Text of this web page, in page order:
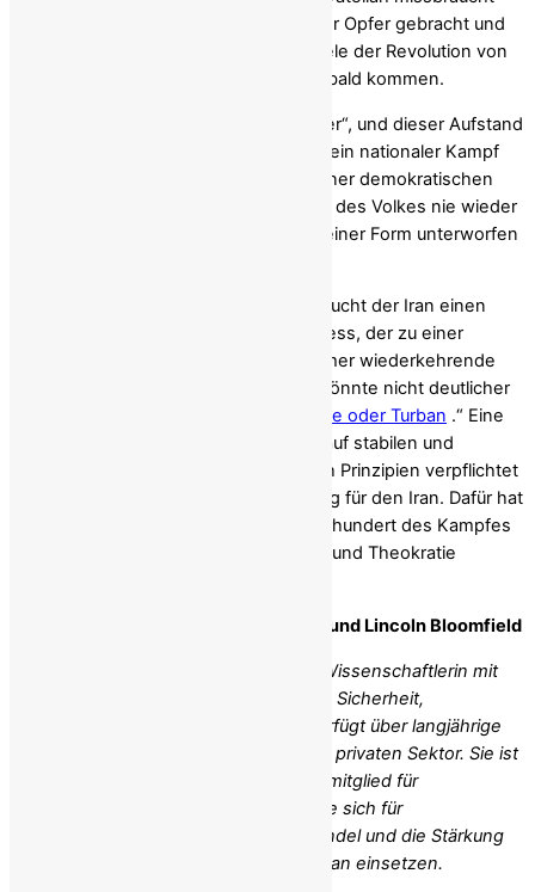
wurde. Jahrzehntelang haben die Iraner Opfer gebracht und
auf eine neue Chance gewartet, die Ziele der Revolution von
1979 zu verwirklichen. Dieser Tag wird bald kommen.
Der Iran braucht keinen weiteren „Retter“, und dieser Aufstand
ist weit mehr als eine PR-Aktion. Es ist ein nationaler Kampf
um Würde und Chancengleichheit in einer demokratischen
Republik, in der die souveränen Rechte des Volkes nie wieder
einer willkürlichen Herrschaft in irgendeiner Form unterworfen
Wenn die Kleriker gestürzt werden, braucht der Iran einen
überprüfbaren und transparenten Prozess, der zu einer
demokratischen Republik führt. Der immer wiederkehrende
Ruf bei den Protesten im ganzen Iran könnte nicht deutlicher
Nein zur Diktatur, sei es mit Krone oder Turban .“ Eine
demokratische, säkulare Republik, die auf stabilen und
gerechten Institutionen beruht und sich Prinzipien verpflichtet
hat, ist die unabdingbare Voraussetzung für den Iran. Dafür hat
das iranische Volk bereits über ein Jahrhundert des Kampfes
und des Niedergangs unter Monarchie und Theokratie
Über die Autoren: Ramesh Sepehrrad und Lincoln Bloomfield
ist Autorin und Wissenschaftlerin mit
praktischer Erfahrung in den Bereichen Sicherheit,
Technologie und Konfliktlösung. Sie verfügt über langjährige
Führungserfahrung im öffentlichen und privaten Sektor. Sie ist
beratend, als Gründerin und Vorstandsmitglied für
gemeinnützige Organisationen tätig, die sich für
Menschenrechte, demokratischen Wandel und die Stärkung
von Frauen in Führungspositionen im Iran einsetzen.